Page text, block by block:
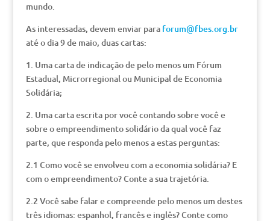
mundo.
As interessadas, devem enviar para forum@fbes.org.br
até o dia 9 de maio, duas cartas:
1. Uma carta de indicação de pelo menos um Fórum
Estadual, Microrregional ou Municipal de Economia
Solidária;
2. Uma carta escrita por você contando sobre você e
sobre o empreendimento solidário da qual você faz
parte, que responda pelo menos a estas perguntas:
2.1 Como você se envolveu com a economia solidária? E
com o empreendimento? Conte a sua trajetória.
2.2 Você sabe falar e compreende pelo menos um destes
três idiomas: espanhol, francês e inglês? Conte como